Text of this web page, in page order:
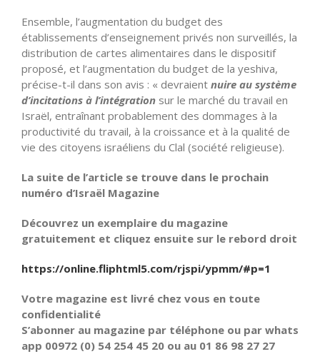
Ensemble, l’augmentation du budget des
établissements d’enseignement privés non surveillés, la
distribution de cartes alimentaires dans le dispositif
proposé, et l’augmentation du budget de la yeshiva,
précise-t-il dans son avis : « devraient nuire au système
d’incitations à l’intégration sur le marché du travail en
Israël, entraînant probablement des dommages à la
productivité du travail, à la croissance et à la qualité de
vie des citoyens israéliens du Clal (société religieuse).
La suite de l’article se trouve dans le prochain
numéro d’Israël Magazine
Découvrez un exemplaire du magazine
gratuitement et cliquez ensuite sur le rebord droit
https://online.fliphtml5.com/rjspi/ypmm/#p=1
Votre magazine est livré chez vous en toute
confidentialité
S’abonner au magazine par téléphone ou par whats
app 00972 (0) 54 254 45 20 ou au 01 86 98 27 27